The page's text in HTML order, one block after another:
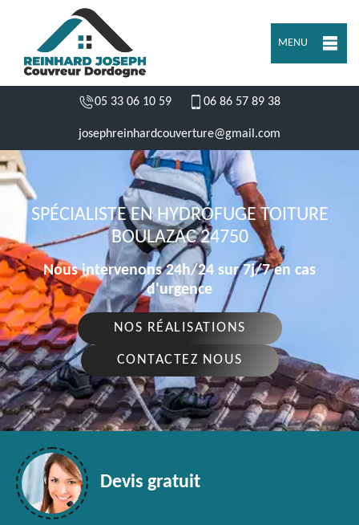
MENU
05 33 06 10 59 06 86 57 89 38
josephreinhardcouverture@gmail.com
SPÉCIALISTE EN HYDROFUGE TOITURE
BOULAZAC 24750
Nous intervenons 24h/24 sur 7j/7 en cas
d'urgence
NOS RÉALISATIONS
CONTACTEZ NOUS
Devis gratuit